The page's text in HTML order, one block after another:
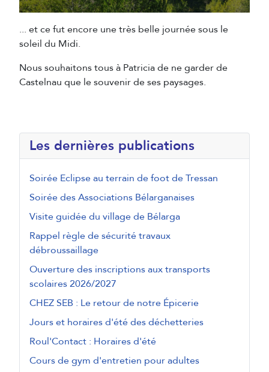
Les dernières publications
Soirée Eclipse au terrain de foot de Tressan
Soirée des Associations Bélarganaises
Visite guidée du village de Bélarga
Rappel règle de sécurité travaux
débroussaillage
Ouverture des inscriptions aux transports
scolaires 2026/2027
CHEZ SEB : Le retour de notre Épicerie
Jours et horaires d'été des déchetteries
Roul'Contact : Horaires d'été
Cours de gym d'entretien pour adultes
... et ce fut encore une très belle journée sous le
soleil du Midi.
Nous souhaitons tous à Patricia de ne garder de
Castelnau que le souvenir de ses paysages.